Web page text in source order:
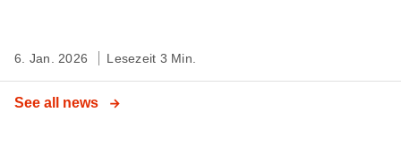
6. Jan. 2026 Lesezeit 3 Min.
See all news